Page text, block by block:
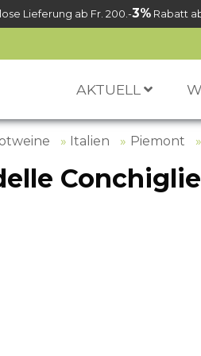
Lieferung ab Fr. 200.-3%Rabatt
AKTUELL
Italien Piemont